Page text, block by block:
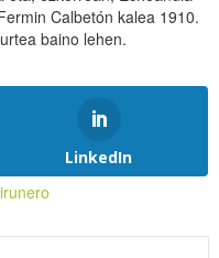
Calbetón kalea 1910.
urtea baino lehen.
LinkedIn
irunero